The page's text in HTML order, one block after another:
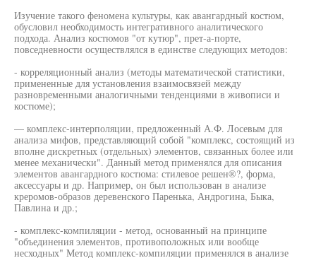
Изучение такого феномена культуры, как авангардный костюм,
обусловил необходимость интегративного аналитического
подхода. Анализ костюмов "от кутюр", прет-а-порте,
повседневности осуществлялся в единстве следующих методов:
- корреляционный анализ (методы математической статистики,
примененные для установления взаимосвязей между
разновременными аналогичными тенденциями в живописи и
костюме);
— комплекс-интерполяции, предложенный А.Ф. Лосевым для
анализа мифов, представляющий собой "комплекс, состоящий из
вполне дискретных (отдельных) элементов, связанных более или
менее механически". Данный метод применялся для описания
элементов авангардного костюма: стилевое решен®?, форма,
аксессуары и др. Например, он был использован в анализе
креромов-образов деревенского Паренька, Андрогина, Быка,
Павлина и др.;
- комплекс-компиляции - метод, основанный на принципе
"объединения элементов, противоположных или вообще
несходных" Метод комплекс-компиляции применялся в анализе